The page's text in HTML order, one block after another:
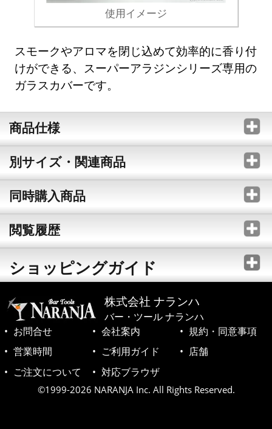
使用イメージ
スモークやアロマを閉じ込めて効率的に香り付
けができる、スーパーアラジンシリーズ専用の
ガラスカバーです。
商品仕様
別サイズ・関連商品
同時購入商品
閲覧履歴
ショッピングガイド
株式会社 ナランハ
バー・ツール ナランハ
お問合せ
会社案内
規約・同意事項
営業時間
ご利用ガイド
店舗
ご注文について
対応ブラウザ
©1999-2026 NARANJA Inc. All Rights Reserved.